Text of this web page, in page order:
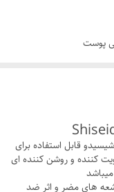
پوست
قابل استفاده برای
کننده و روشن کننده ای
های مضر و اثر ضد